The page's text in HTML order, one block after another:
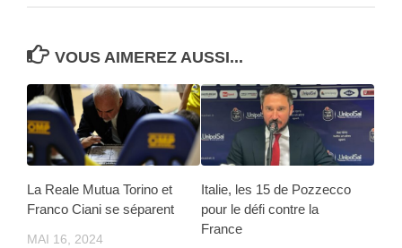
VOUS AIMEREZ AUSSI...
La Reale Mutua Torino et
Franco Ciani se séparent
MAI 16, 2024
Italie, les 15 de Pozzecco
pour le défi contre la
France